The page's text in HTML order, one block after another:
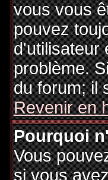
vous vous
pouvez
d'utilisateur
problème.
du forum; il
Revenir en
Pourquoi
Vous
si vous